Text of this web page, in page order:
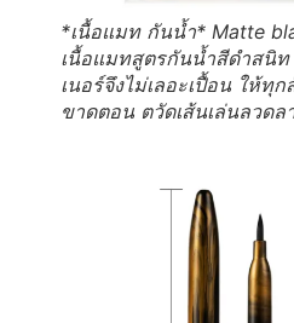
*เนื้อแมท กันน้ำ* Matte
เนื้อแมทสูตรกันน้ำสีดำสนิ
เนอร์จึงไม่เลอะเปื้อน ให้ทุ
ขาดตอน ตวัดเส้นเล่นลวดล